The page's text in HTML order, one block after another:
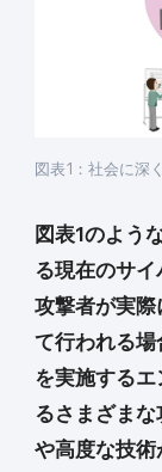
図表1：社会に深
図表1のよう
る現在のサイ
攻撃者が実
て行われる場
を実施する
るさまざま
や高度な技術